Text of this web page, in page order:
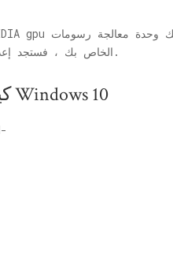
الخاص بك ، فستجد إعدادات رسومات مشابهة تقريبًا. لذلك ، اتبع هذه الطريقة لإصلاح المشكلة في نهايتك.
كيفية إصلاح زيادة حجم سطح المكتب في نظام التشغيل Windows 10
اتبع هذه الخطوات السهلة لتعديل إعدادات الرسومات على جهاز الكمبيوتر الخاص بك-